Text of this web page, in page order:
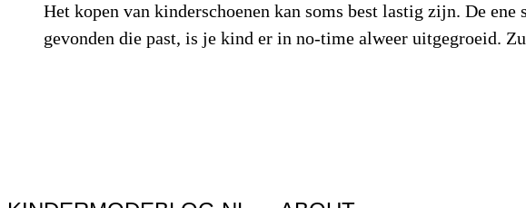
Het kopen van kinderschoenen kan soms best lastig zijn. De
gevonden die past, is je kind er in no-time alweer uitgegroeid.